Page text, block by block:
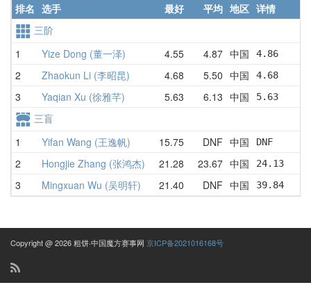
排名 选手 最好 平均 地区 详情
三阶
1
Yize Dong (董一泽) 4.55 4.87 中国 4.86
2 Zhaokun Li (李昭昆) 4.68 5.50 中国 4.68
3 Yaqian Xu (徐雅芊) 5.63 6.13 中国 5.63
三盲
1
Yifan Wang (王逸帆) 15.75 DNF 中国 DNF
2 Hongjie Zhang (张鸿杰) 21.28 23.67 中国 24.13
3 Mingxuan Wu (吴明轩) 21.40 DNF 中国 39.84
Copyright @ 2026 粗饼·中国魔方赛事网 京ICP备2021016168号